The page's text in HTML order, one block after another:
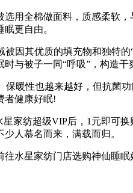
用全棉做面料，质感柔软
更自由。
因其优质的填充物和独特
与被子一同“呼吸”，构造干
暖性也越来越好，但抗菌
者健康好眠!
家纺超级VIP后，1元即可
人慕名而来，满载而归。
水星家纺门店选购神仙睡眠